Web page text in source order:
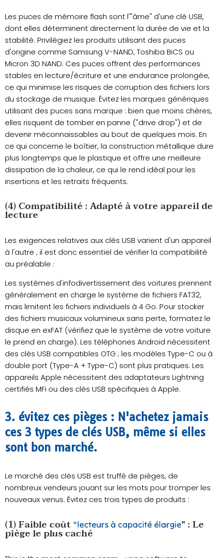
Les puces de mémoire flash sont l'"âme" d'une clé USB,
dont elles déterminent directement la durée de vie et la
stabilité. Privilégiez les produits utilisant des puces
d'origine comme Samsung V-NAND, Toshiba BiCS ou
Micron 3D NAND. Ces puces offrent des performances
stables en lecture/écriture et une endurance prolongée,
ce qui minimise les risques de corruption des fichiers lors
du stockage de musique. Évitez les marques génériques
utilisant des puces sans marque : bien que moins chères,
elles risquent de tomber en panne ("drive drop") et de
devenir méconnaissables au bout de quelques mois. En
ce qui concerne le boîtier, la construction métallique dure
plus longtemps que le plastique et offre une meilleure
dissipation de la chaleur, ce qui le rend idéal pour les
insertions et les retraits fréquents.
(4) Compatibilité : Adapté à votre appareil de
lecture
Les exigences relatives aux clés USB varient d'un appareil
à l'autre ; il est donc essentiel de vérifier la compatibilité
au préalable :
Les systèmes d'infodivertissement des voitures prennent
généralement en charge le système de fichiers FAT32,
mais limitent les fichiers individuels à 4 Go. Pour stocker
des fichiers musicaux volumineux sans perte, formatez le
disque en exFAT (vérifiez que le système de votre voiture
le prend en charge). Les téléphones Android nécessitent
des clés USB compatibles OTG ; les modèles Type-C ou à
double port (Type-A + Type-C) sont plus pratiques. Les
appareils Apple nécessitent des adaptateurs Lightning
certifiés MFi ou des clés USB spécifiques à Apple.
3. évitez ces pièges : N'achetez jamais
ces 3 types de clés USB, même si elles
sont bon marché.
Le marché des clés USB est truffé de pièges, de
nombreux vendeurs jouant sur les mots pour tromper les
nouveaux venus. Évitez ces trois types de produits :
(1) Faible coût "lecteurs à capacité élargie" : Le
piège le plus caché